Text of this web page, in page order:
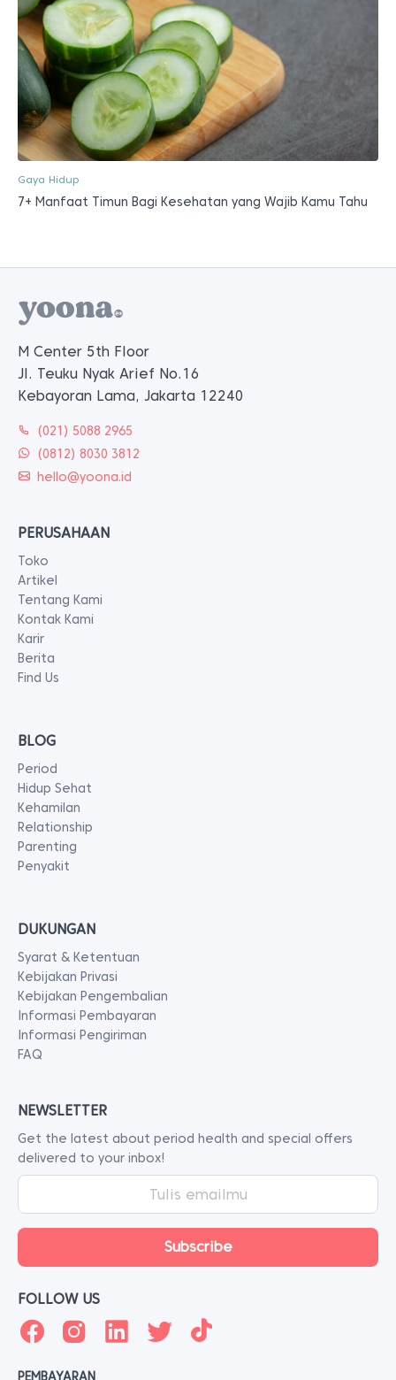
Gaya Hidup
7+ Manfaat Timun Bagi Kesehatan yang Wajib Kamu Tahu
M Center 5th Floor
Jl. Teuku Nyak Arief No.16
Kebayoran Lama, Jakarta 12240
(021) 5088 2965
(0812) 8030 3812
hello@yoona.id
PERUSAHAAN
Toko
Artikel
Tentang Kami
Kontak Kami
Karir
Berita
Find Us
BLOG
Period
Hidup Sehat
Kehamilan
Relationship
Parenting
Penyakit
DUKUNGAN
Syarat & Ketentuan
Kebijakan Privasi
Kebijakan Pengembalian
Informasi Pembayaran
Informasi Pengiriman
FAQ
NEWSLETTER
Get the latest about period health and special offers
delivered to your inbox!
FOLLOW US
PEMBAYARAN